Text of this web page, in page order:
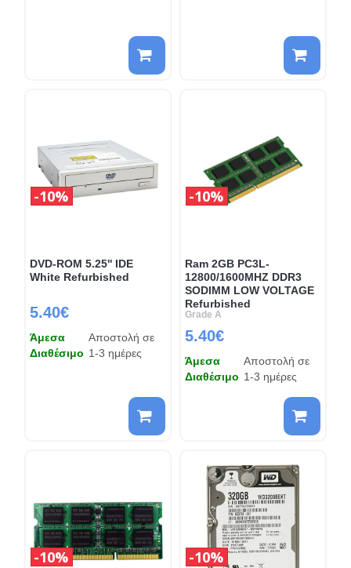
DVD-ROM 5.25'' IDE
White Refurbished
5.40€
10%
Άμεσα
Διαθέσιμο
Αποστολή σε
1-3 ημέρες
Ram 2GB PC3L-
12800/1600MHZ DDR3
SODIMM LOW VOLTAGE
Refurbished
Grade A
5.40€
10%
Άμεσα
Διαθέσιμο
Αποστολή σε
1-3 ημέρες
10% 10%